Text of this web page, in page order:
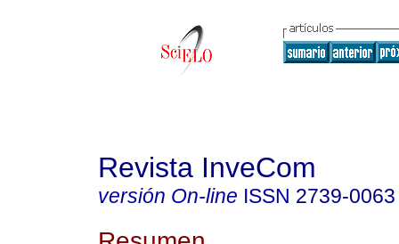
Revista InveCom
versión On-line ISSN 2739-0063